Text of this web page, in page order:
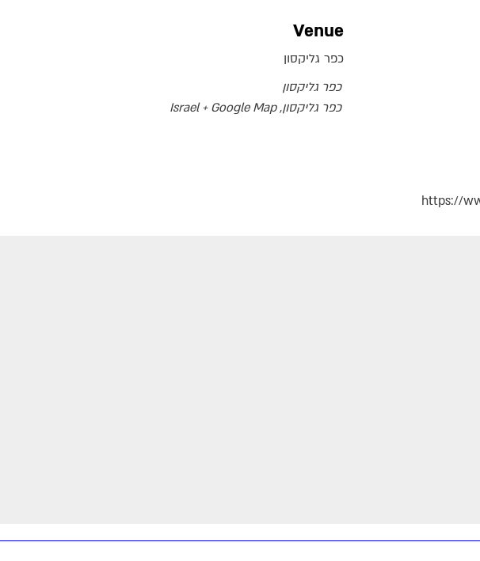
https://
Venue
כפר גליקסון
כפר גליקסון
כפר גליקסון,
Israel + Google Map